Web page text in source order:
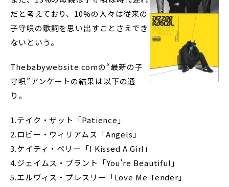
だと考えており、10%の人々は従来の
子守唄の歌詞を思い出すことさえでき
ないという。
Thebabywebsite.comの“最新の子
守唄”アンケートの結果は以下の通
り。
1.テイク・ザット「Patience」
2.ロビー・ウィリアムス「Angels」
3.ケイティ・ペリー「I Kissed A Girl」
4.ジェイムス・ブラント「You’re Beautiful」
5.エルヴィス・プレスリー「Love Me Tender」